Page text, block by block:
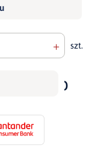
+ szt.
do